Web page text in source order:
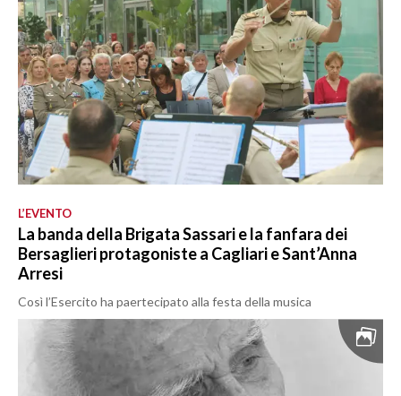
L’EVENTO
La banda della Brigata Sassari e la fanfara dei
Bersaglieri protagoniste a Cagliari e Sant’Anna
Arresi
Così l’Esercito ha paertecipato alla festa della musica